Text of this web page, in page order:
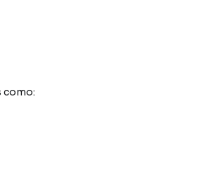
como: